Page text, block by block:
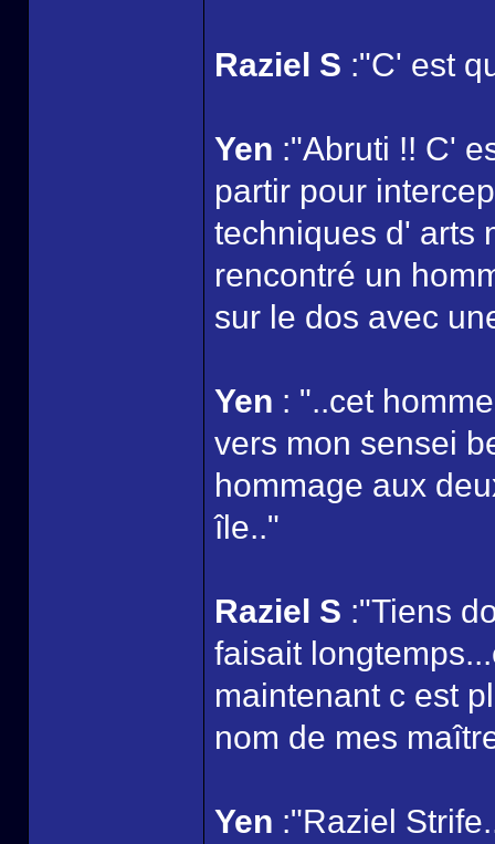
Raziel S :"C' est
Yen :"Abruti !! C'
partir pour
techniques d' arts
rencontré un
sur le dos avec
Yen : "..cet
vers mon sensei
hommage aux
île.."
Raziel S :"Tiens
faisait
maintenant c est
nom de mes
Yen :"Raziel